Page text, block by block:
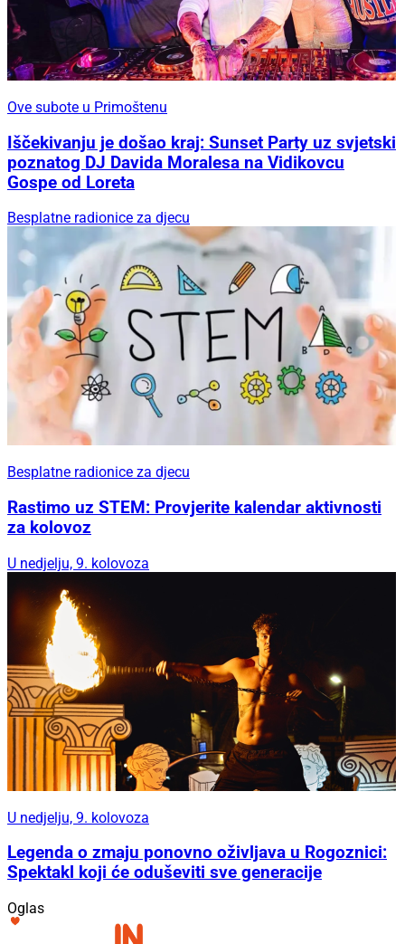
Ove subote u Primoštenu
Iščekivanju je došao kraj: Sunset Party uz svjetski
poznatog DJ Davida Moralesa na Vidikovcu
Gospe od Loreta
Besplatne radionice za djecu
Besplatne radionice za djecu
Rastimo uz STEM: Provjerite kalendar aktivnosti
za kolovoz
U nedjelju, 9. kolovoza
U nedjelju, 9. kolovoza
Legenda o zmaju ponovno oživljava u Rogoznici:
Spektakl koji će oduševiti sve generacije
Oglas